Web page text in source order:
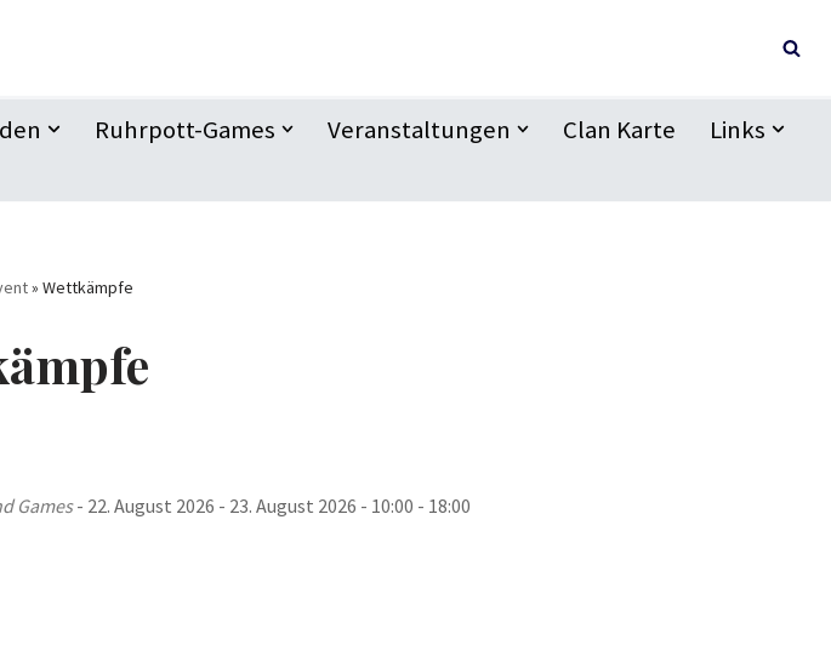
Ruhrpott-Games Veranstaltungen Clan Karte
Links
» Wettkämpfe
Games- 22. August 2026 - 23. August 2026 - 10:00 - 18:00